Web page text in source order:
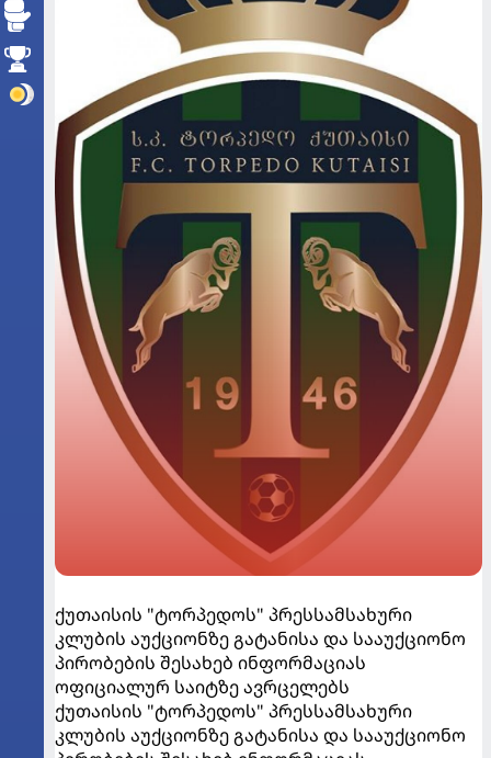
ქუთაისის "ტორპედოს" პრესსამსახური
კლუბის აუქციონზე გატანისა და სააუქციონო
პირობების შესახებ ინფორმაციას
ოფიციალურ საიტზე ავრცელებს
ქუთაისის "ტორპედოს" პრესსამსახური
კლუბის აუქციონზე გატანისა და სააუქციონო